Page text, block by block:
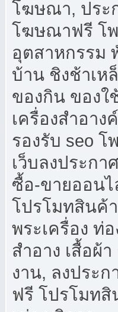
โฆษณา, ประ
โฆษณาฟรี โ
อุตสาหกรรม
บ้าน ชิงช้าเห
ของกิน ของใ
เครื่องสำอา
รองรับ seo โ
เว็บลงประก
ซื้อ-ขายออน
โปรโมทสินค้
พระเครื่อง ท่อ
สำอาง เสื้อผ้
งาน, ลงประ
ฟรี โปรโมท